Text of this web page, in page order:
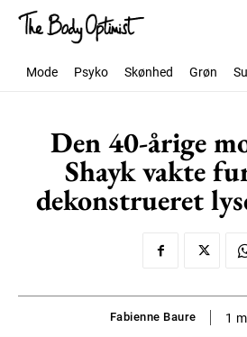
Mode Psyko Skønhed Grøn
Den 40-årige
Shayk vakte
dekonstrueret
Fabienne Baure 1